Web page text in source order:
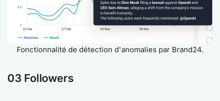
Fonctionnalité de détection d'anomalies par Brand24.
03 Followers